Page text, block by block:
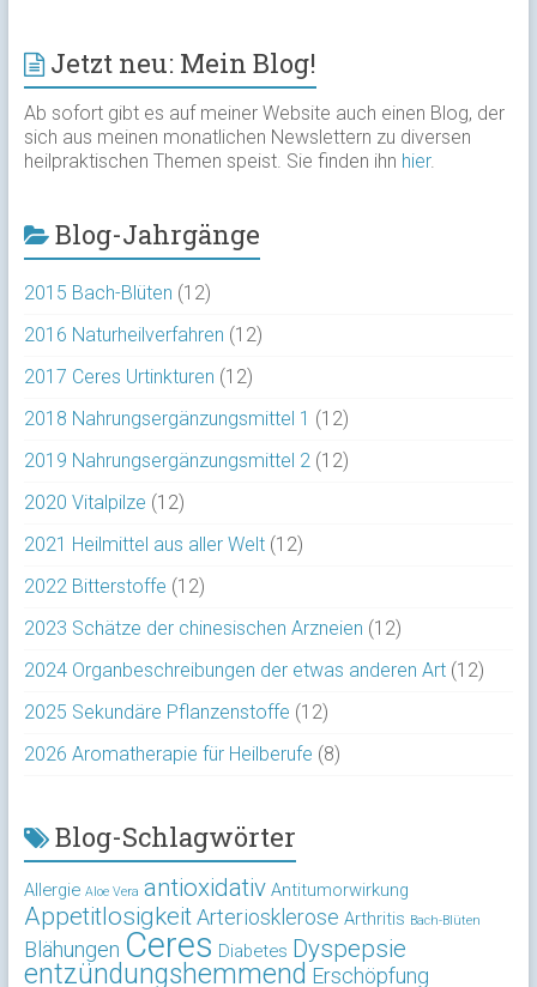
Jetzt neu: Mein Blog!
Ab sofort gibt es auf meiner Website auch einen Blog, der
sich aus meinen monatlichen Newslettern zu diversen
heilpraktischen Themen speist. Sie finden ihn hier.
Blog-Jahrgänge
2015 Bach-Blüten (12)
2016 Naturheilverfahren (12)
2017 Ceres Urtinkturen (12)
2018 Nahrungsergänzungsmittel 1 (12)
2019 Nahrungsergänzungsmittel 2 (12)
2020 Vitalpilze (12)
2021 Heilmittel aus aller Welt(12)
2022 Bitterstoffe (12)
2023 Schätze der chinesischen Arzneien (12)
2024 Organbeschreibungen der etwas anderen Art(12)
2025 Sekundäre Pflanzenstoffe (12)
2026 Aromatherapie für Heilberufe (8)
Blog-Schlagwörter
Allergie Aloe Vera antioxidativ Antitumorwirkung
Appetitlosigkeit Arteriosklerose Arthritis Bach-Blüten
Blähungen Ceres Diabetes Dyspepsie
entzündungshemmend Erschöpfung